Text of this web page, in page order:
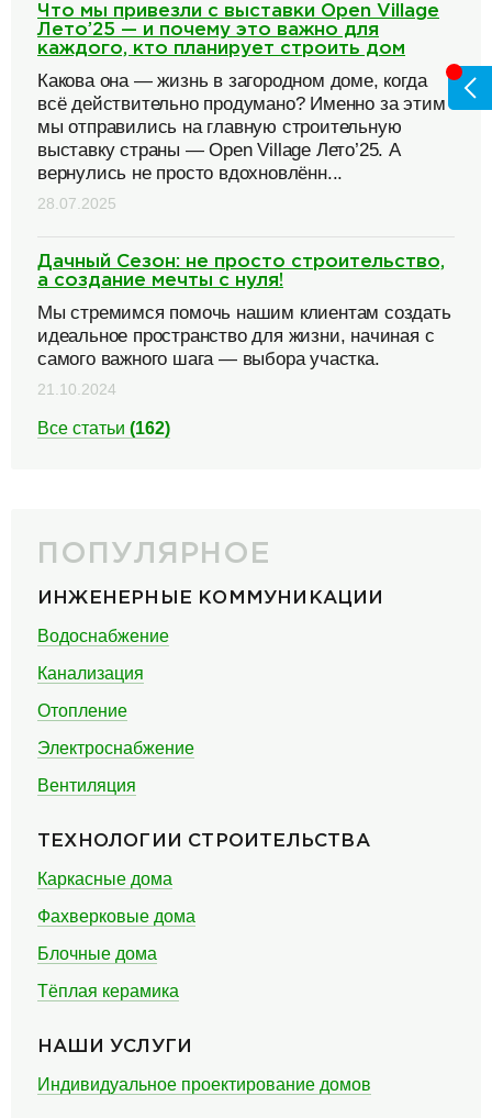
Что мы привезли с выставки Open Village
Лето’25 — и почему это важно для
каждого, кто планирует строить дом
Какова она — жизнь в загородном доме, когда
всё действительно продумано? Именно за этим
мы отправились на главную строительную
выставку страны — Open Village Лето’25. А
вернулись не просто вдохновлённ...
28.07.2025
Дачный Сезон: не просто строительство,
а создание мечты с нуля!
Мы стремимся помочь нашим клиентам создать
идеальное пространство для жизни, начиная с
самого важного шага — выбора участка.
21.10.2024
Все статьи (162)
ПОПУЛЯРНОЕ
ИНЖЕНЕРНЫЕ КОММУНИКАЦИИ
Водоснабжение
Канализация
Отопление
Электроснабжение
Вентиляция
ТЕХНОЛОГИИ СТРОИТЕЛЬСТВА
Каркасные дома
Фахверковые дома
Блочные дома
Тёплая керамика
НАШИ УСЛУГИ
Индивидуальное проектирование домов